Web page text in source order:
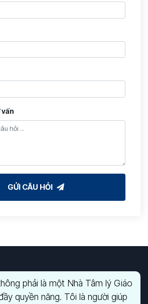
GỬI CÂU HỎI
phải là một Nhà Tâm lý Giáo
quyền năng. Tôi là người giúp